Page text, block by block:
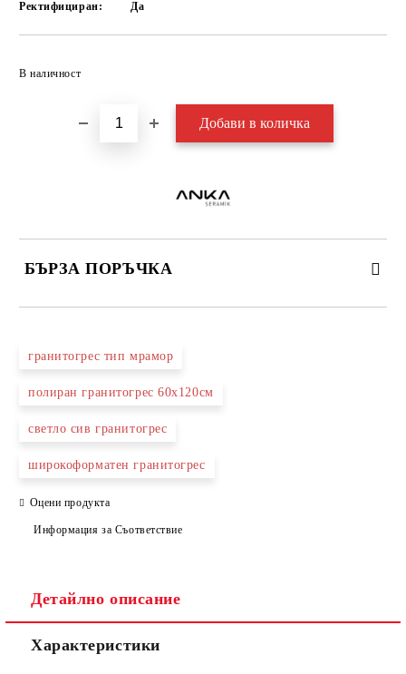
Ректифициран:
Да
В наличност
БЪРЗА ПОРЪЧКА
Ние ще се свържем с вас в рамките на работния ден.
гранитогрес тип мрамор
полиран гранитогрес 60х120см
светло сив гранитогрес
широкоформатен гранитогрес
Оцени продукта
Информация за Съответствие
Детайлно описание
Характеристики